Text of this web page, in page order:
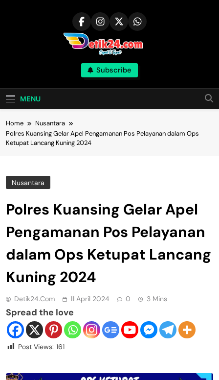
Subscribe
MENU
Home
Nusantara
Polres Kuansing Gelar Apel Pengamanan Pos Pelayanan dalam Ops
Ketupat Lancang Kuning 2024
Nusantara
Polres Kuansing Gelar Apel
Pengamanan Pos Pelayanan
dalam Ops Ketupat Lancang
Kuning 2024
Detik24.com 11 April 2024 0 3 Mins
Spread the love
Post Views: 161